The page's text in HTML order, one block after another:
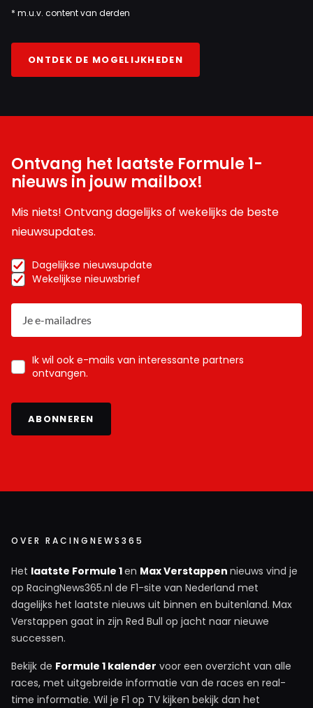
* m.u.v. content van derden
ONTDEK DE MOGELIJKHEDEN
Ontvang het laatste Formule 1-
nieuws in jouw mailbox!
Mis niets! Ontvang dagelijks of wekelijks de beste
nieuwsupdates.
Dagelijkse nieuwsupdate
Wekelijkse nieuwsbrief
Ik wil ook e-mails van interessante partners
ontvangen.
ABONNEREN
OVER RACINGNEWS365
Het laatste Formule 1en Max Verstappen nieuws vind je
op RacingNews365.nl de F1-site van Nederland met
dagelijks het laatste nieuws uit binnen en buitenland. Max
Verstappen gaat in zijn Red Bull op jacht naar nieuwe
successen.
Bekijk de Formule 1 kalender voor een overzicht van alle
races, met uitgebreide informatie van de races en real-
time informatie. Wil je F1 op TV kijken bekijk dan het